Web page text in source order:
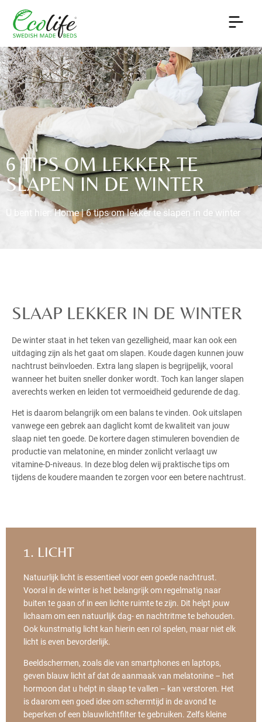
6 TIPS OM LEKKER TE
SLAPEN IN DE WINTER
U bent hier: Home|6 tips om lekker te slapen in de winter
SLAAP LEKKER IN DE WINTER
De winter staat in het teken van gezelligheid, maar kan ook een
uitdaging zijn als het gaat om slapen. Koude dagen kunnen jouw
nachtrust beïnvloeden. Extra lang slapen is begrijpelijk, vooral
wanneer het buiten sneller donker wordt. Toch kan langer slapen
averechts werken en leiden tot vermoeidheid gedurende de dag.
Het is daarom belangrijk om een balans te vinden. Ook uitslapen
vanwege een gebrek aan daglicht komt de kwaliteit van jouw
slaap niet ten goede. De kortere dagen stimuleren bovendien de
productie van melatonine, en minder zonlicht verlaagt uw
vitamine-D-niveaus. In deze blog delen wij praktische tips om
tijdens de koudere maanden te zorgen voor een betere nachtrust.
1. LICHT
Natuurlijk licht is essentieel voor een goede nachtrust.
Vooral in de winter is het belangrijk om regelmatig naar
buiten te gaan of in een lichte ruimte te zijn. Dit helpt jouw
lichaam om een natuurlijk dag- en nachtritme te behouden.
Ook kunstmatig licht kan hierin een rol spelen, maar niet elk
licht is even bevorderlijk.
Beeldschermen, zoals die van smartphones en laptops,
geven blauw licht af dat de aanmaak van melatonine – het
hormoon dat u helpt in slaap te vallen – kan verstoren. Het
is daarom een goed idee om schermtijd in de avond te
beperken of een blauwlichtfilter te gebruiken. Zelfs kleine